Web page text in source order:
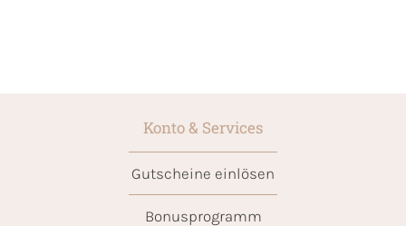
Konto & Services
Gutscheine einlösen
Bonusprogramm